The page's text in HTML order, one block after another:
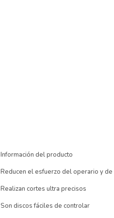
Información del producto
Reducen el esfuerzo del operario y de
Realizan cortes ultra precisos
Son discos fáciles de controlar